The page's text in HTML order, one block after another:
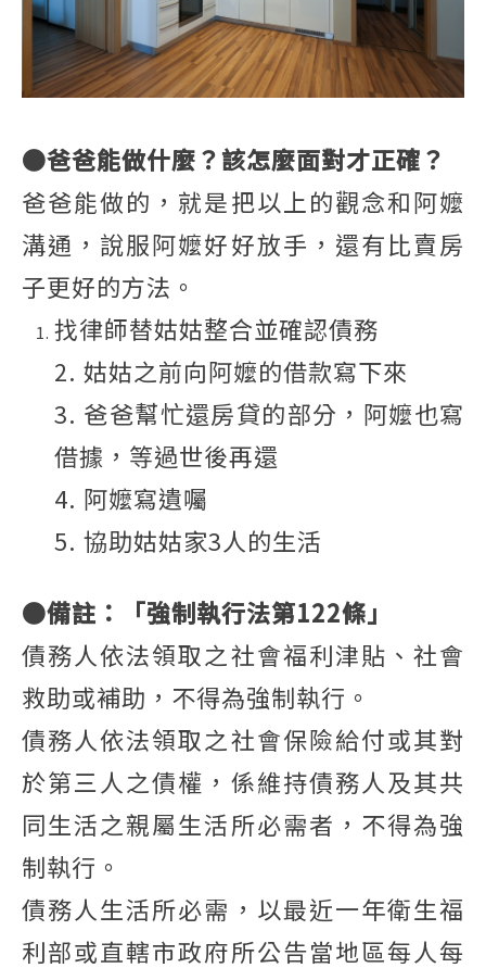
●爸爸能做什麼？該怎麼面對才正確？
爸爸能做的，就是把以上的觀念和阿嬤
溝通，說服阿嬤好好放手，還有比賣房
子更好的方法。
找律師替姑姑整合並確認債務
2. 姑姑之前向阿嬤的借款寫下來
3. 爸爸幫忙還房貸的部分，阿嬤也寫
借據，等過世後再還
4. 阿嬤寫遺囑
5. 協助姑姑家3人的生活
●備註：「強制執行法第122條」
債務人依法領取之社會福利津貼、社會
救助或補助，不得為強制執行。
債務人依法領取之社會保險給付或其對
於第三人之債權，係維持債務人及其共
同生活之親屬生活所必需者，不得為強
制執行。
債務人生活所必需，以最近一年衛生福
利部或直轄市政府所公告當地區每人每